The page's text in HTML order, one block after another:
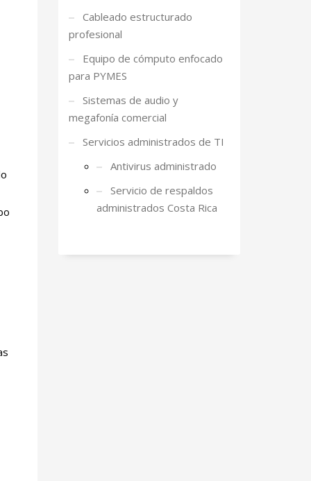
Cableado estructurado
profesional
Equipo de cómputo enfocado
para PYMES
Sistemas de audio y
megafonía comercial
Servicios administrados de TI
Antivirus administrado
Servicio de respaldos
administrados Costa Rica